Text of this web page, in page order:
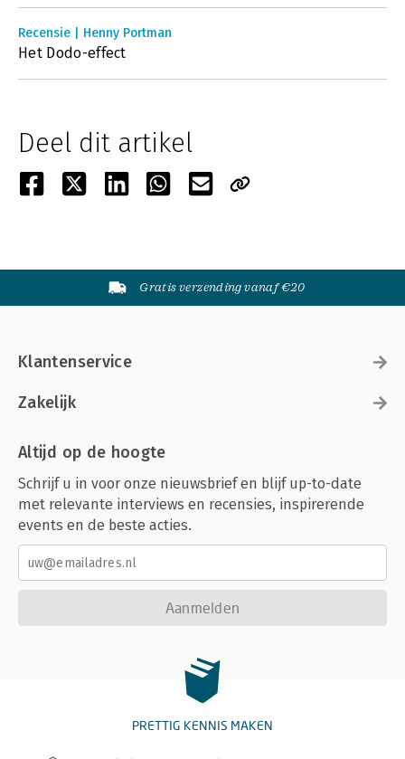
Recensie | Henny Portman
Het Dodo-effect
Deel dit artikel
Gratis verzending vanaf €20
Klantenservice
Zakelijk
Altijd op de hoogte
Schrijf u in voor onze nieuwsbrief en blijf up-to-date
met relevante interviews en recensies, inspirerende
events en de beste acties.
Aanmelden
PRETTIG KENNIS MAKEN